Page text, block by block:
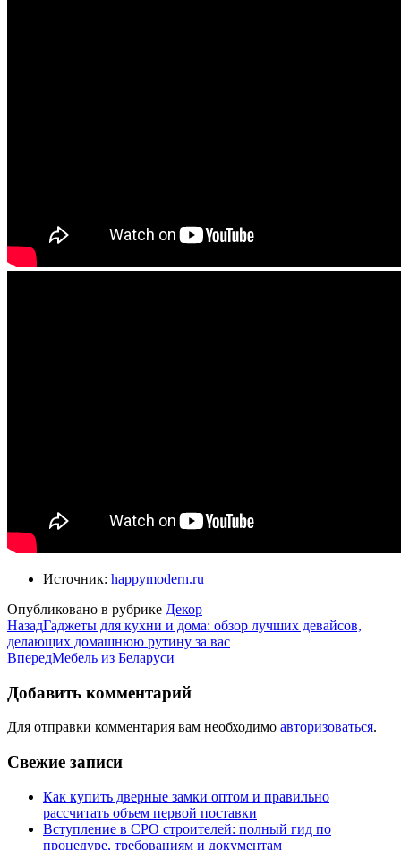
Источник: happymodern.ru
Опубликовано в рубрике Декор
НазадГаджеты для кухни и дома: обзор лучших девайсов,
делающих домашнюю рутину за вас
ВпередМебель из Беларуси
Добавить комментарий
Для отправки комментария вам необходимо авторизоваться.
Свежие записи
Как купить дверные замки оптом и правильно
рассчитать объем первой поставки
Вступление в СРО строителей: полный гид по
процедуре, требованиям и документам